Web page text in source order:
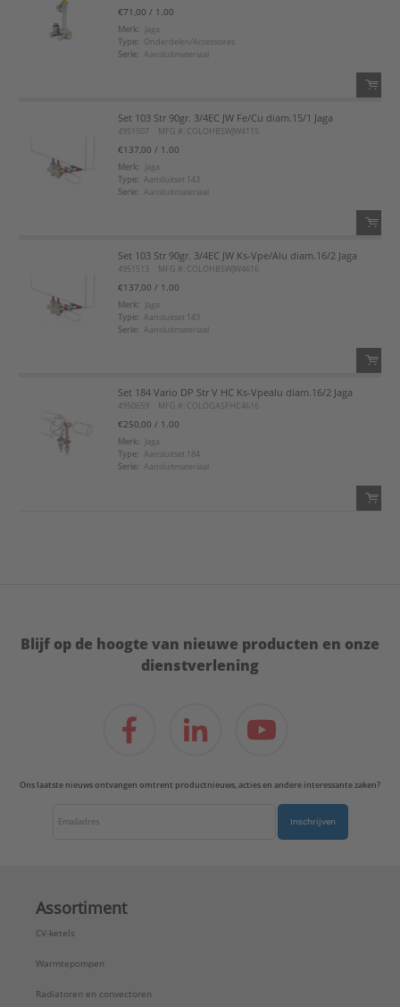
Voeg toe aan favorietenlijst
€71,00 / 1.00
Merk:
Jaga
Type:
Onderdelen/Accessoires
Serie: Aansluitmateriaal
Voeg toe aan favorietenlijst
Set 103 Str 90gr. 3/4EC JW Fe/Cu diam.15/1 Jaga
4951507 MFG #: COLOHBSWJW4115
€137,00 / 1.00
Merk:
Jaga
Type: Aansluitset 143
Serie: Aansluitmateriaal
QTY:
Voeg toe aan favorietenlijst
Set 103 Str 90gr. 3/4EC JW Ks-Vpe/Alu diam.16/2 Jaga
4951513 MFG #: COLOHBSWJW4616
€137,00 / 1.00
Merk:
Jaga
Type: Aansluitset 143
Serie: Aansluitmateriaal
Voeg toe aan favorietenlijst
Set 184 Vario DP Str V HC Ks-Vpealu diam.16/2 Jaga
4950659 MFG #: COLOGASFHC4616
€250,00 / 1.00
Merk:
Jaga
Type: Aansluitset 184
Serie: Aansluitmateriaal
Blijf op de hoogte van nieuwe producten en onze
dienstverlening
Ons laatste nieuws ontvangen omtrent productnieuws, acties en andere interessante zaken?
Inschrijven
Assortiment
CV-ketels
Warmtepompen
Radiatoren en convectoren